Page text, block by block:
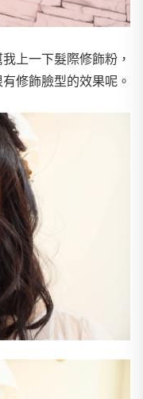
上一下髮際修飾粉，
修飾臉型的效果呢。